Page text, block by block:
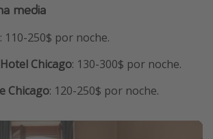
media
: 110-250$ por noche.
Chicago: 130-300$ por noche.
Chicago: 120-250$ por noche.